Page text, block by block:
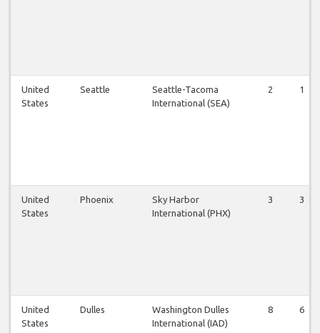
United
States
Seattle
Seattle-Tacoma
International (SEA)
2 1
United
States
Phoenix
Sky Harbor
International (PHX)
3 3
United
States
Dulles
Washington Dulles
International (IAD)
8 6